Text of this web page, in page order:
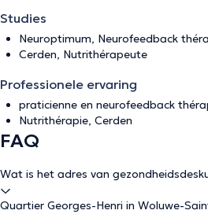
Studies
Neuroptimum, Neurofeedback
Cerden, Nutrithérapeute
Professionele ervaring
praticienne en neurofeedback
Nutrithérapie, Cerden
FAQ
Wat is het adres van
Quartier Georges-Henri in Woluwe-